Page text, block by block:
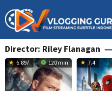
to
content
Director: Riley Flanagan
6.897 120 min 7.4